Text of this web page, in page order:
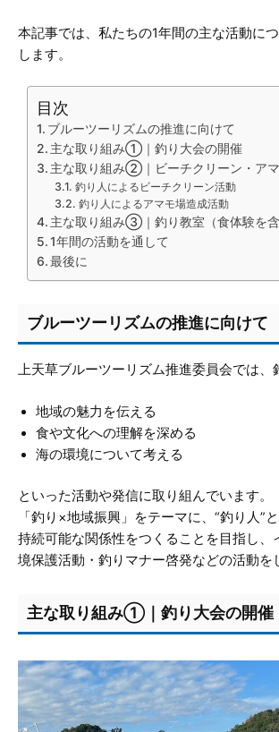
本記事では、私たちの1年間の主な活動に
します。
目次
ブルーツーリズムの推進に向けて
主な取り組み①｜釣り大会の開催
主な取り組み②｜ビーチクリーン・ア
釣り人によるビーチクリーン活動
釣り人によるアマモ場造成活動
主な取り組み③｜釣り教室（食体験を
1年間の活動を通して
最後に
ブルーツーリズムの推進に向けて
上天草ブルーツーリズム推進委員会では、
地域の魅力を伝える
食や文化への理解を深める
海の環境について考える
といった活動や発信に取り組んでいます。
「釣り×地域振興」をテーマに、“釣り人”
持続可能な関係性をつくることを目指し、
境保護活動・釣りマナー啓発などの活動を
主な取り組み①｜釣り大会の開催